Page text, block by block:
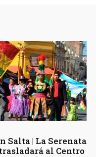
Salta | La Serenata
al Centro